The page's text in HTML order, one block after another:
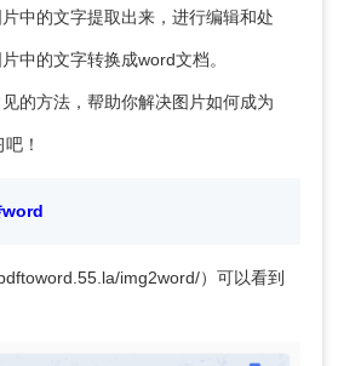
中的文字提取出来，进行编辑和处
中的文字转换成word文档。
的方法，帮助你解决图片如何成为
！
word
img2word/）可以看到